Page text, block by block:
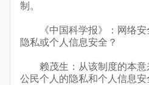
制。
《中国科学报》：网络安
隐私或个人信息安全？
赖茂生：从该制度的本意
公民个人的隐私和个人信息